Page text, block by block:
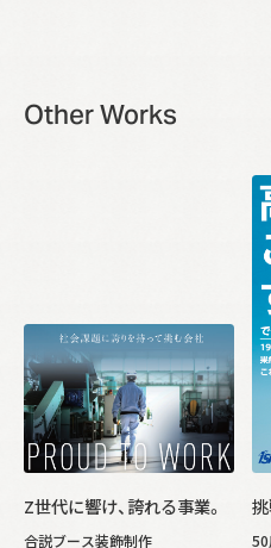
Other Works
Z世代に響け、誇れる事業。
合説ブース装飾制作